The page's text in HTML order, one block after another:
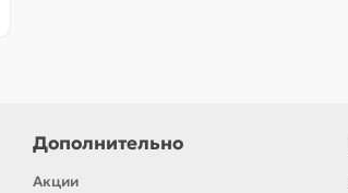
Дополнительно
Акции